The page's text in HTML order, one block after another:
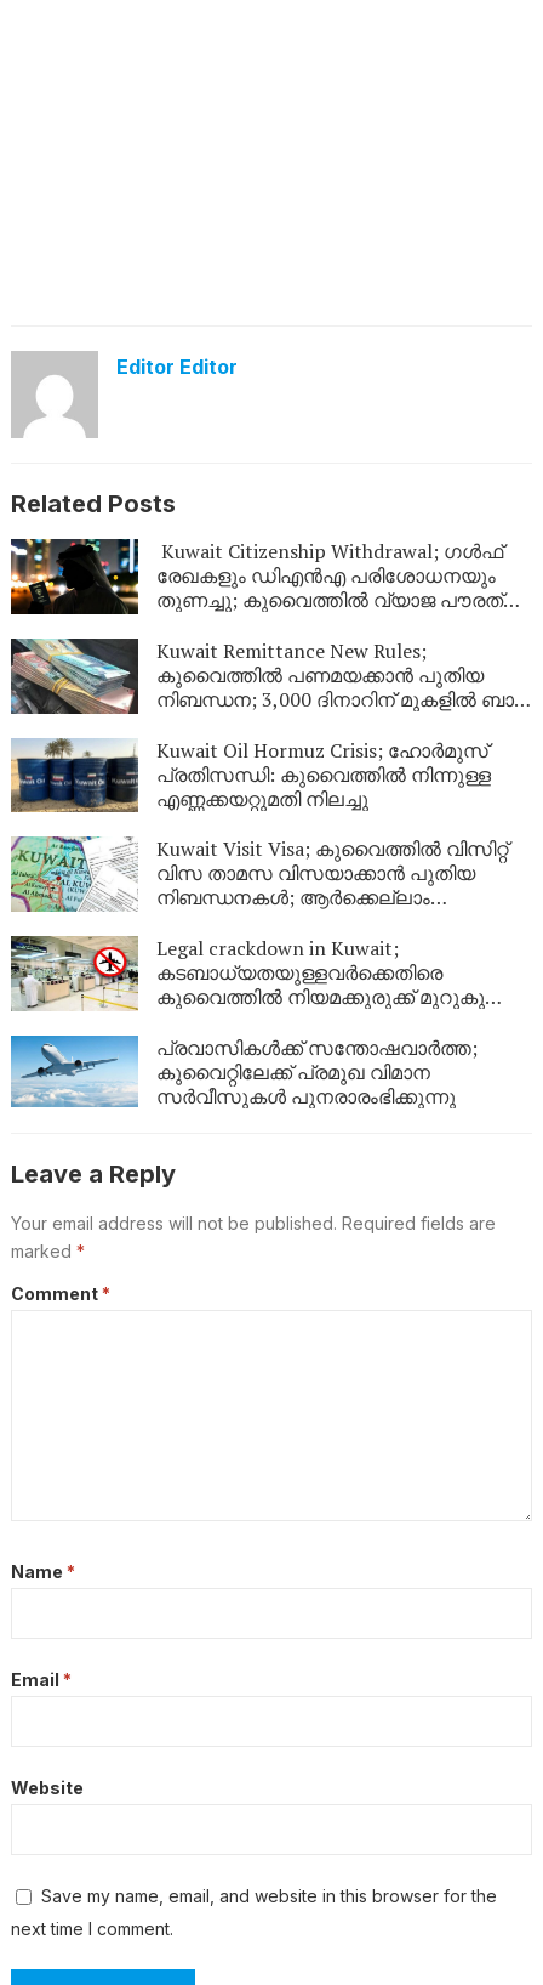
Editor Editor
Related Posts
Kuwait Citizenship Withdrawal; ഗൾഫ്
രേഖകളും ഡിഎൻഎ പരിശോധനയും
തുണച്ചു; കുവൈത്തിൽ വ്യാജ പൗരത്വം
Kuwait Remittance New Rules;
കുവൈത്തിൽ പണമയക്കാൻ പുതിയ
നിബന്ധന; 3,000 ദിനാറിന് മുകളിൽ ബാങ്ക്
Kuwait Oil Hormuz Crisis; ഹോർമുസ്
പ്രതിസന്ധി: കുവൈത്തിൽ നിന്നുള്ള
എണ്ണക്കയറ്റുമതി നിലച്ചു
Kuwait Visit Visa; കുവൈത്തിൽ വിസിറ്റ്
വിസ താമസ വിസയാക്കാൻ പുതിയ
നിബന്ധനകൾ; ആർക്കെല്ലാം
Legal crackdown in Kuwait;
കടബാധ്യതയുള്ളവർക്കെതിരെ
കുവൈത്തിൽ നിയമക്കുരുക്ക് മുറുകുന്നു;
യാത്രാവിലക്ക്
പ്രവാസികൾക്ക് സന്തോഷവാർത്ത;
കുവൈറ്റിലേക്ക് പ്രമുഖ വിമാന
സർവീസുകൾ പുനരാരംഭിക്കുന്നു
Leave a Reply
Your email address will not be published. Required fields are
marked *
Comment *
Name *
Email *
Website
Save my name, email, and website in this browser for the
next time I comment.